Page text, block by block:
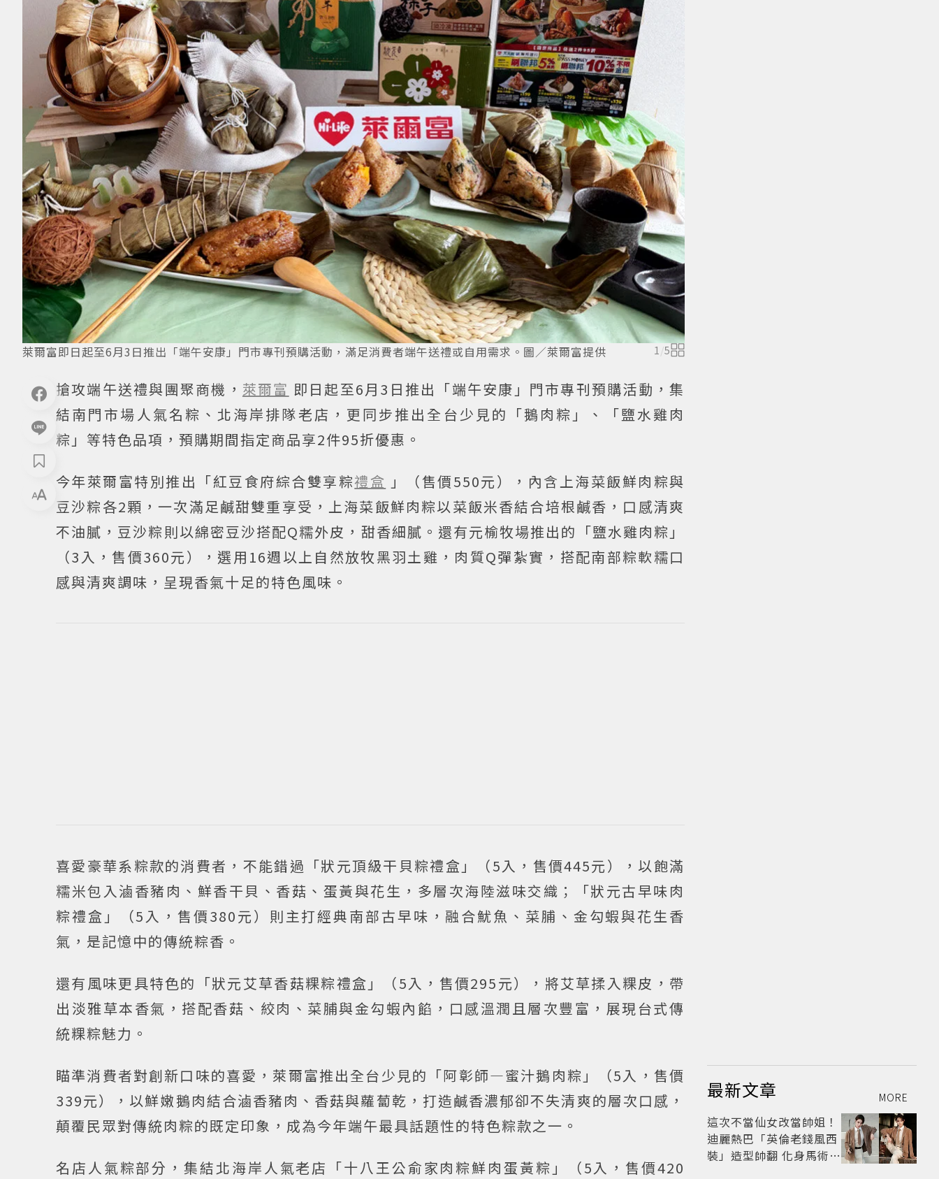
萊爾富即日起至6月3日推出「端午安康」門市專刊預購活動，滿足消費者端午送禮或自用需求。圖／萊爾富提供 1/5
搶攻端午送禮與團聚商機， 萊爾富 即日起至6月3日推出「端午安康」門市專刊預購活動，集
結南門市場人氣名粽、北海岸排隊老店，更同步推出全台少見的「鵝肉粽」、「鹽水雞肉
粽」等特色品項，預購期間指定商品享2件95折優惠。
今年萊爾富特別推出「紅豆食府綜合雙享粽禮盒 」（售價550元），內含上海菜飯鮮肉粽與
豆沙粽各2顆，一次滿足鹹甜雙重享受，上海菜飯鮮肉粽以菜飯米香結合培根鹹香，口感清爽
不油膩，豆沙粽則以綿密豆沙搭配Q糯外皮，甜香細膩。還有元榆牧場推出的「鹽水雞肉粽」
（3入，售價360元），選用16週以上自然放牧黑羽土雞，肉質Q彈紮實，搭配南部粽軟糯口
感與清爽調味，呈現香氣十足的特色風味。
喜愛豪華系粽款的消費者，不能錯過「狀元頂級干貝粽禮盒」（5入，售價445元），以飽滿
糯米包入滷香豬肉、鮮香干貝、香菇、蛋黃與花生，多層次海陸滋味交織；「狀元古早味肉
粽禮盒」（5入，售價380元）則主打經典南部古早味，融合魷魚、菜脯、金勾蝦與花生香
氣，是記憶中的傳統粽香。
還有風味更具特色的「狀元艾草香菇粿粽禮盒」（5入，售價295元），將艾草揉入粿皮，帶
出淡雅草本香氣，搭配香菇、絞肉、菜脯與金勾蝦內餡，口感溫潤且層次豐富，展現台式傳
統粿粽魅力。
瞄準消費者對創新口味的喜愛，萊爾富推出全台少見的「阿彰師—蜜汁鵝肉粽」（5入，售價
339元），以鮮嫩鵝肉結合滷香豬肉、香菇與蘿蔔乾，打造鹹香濃郁卻不失清爽的層次口感，
顛覆民眾對傳統肉粽的既定印象，成為今年端午最具話題性的特色粽款之一。
名店人氣粽部分，集結北海岸人氣老店「十八王公俞家肉粽鮮肉蛋黃粽」（5入，售價420
最新文章 MORE
這次不當仙女改當帥姐！
迪麗熱巴「英倫老錢風西
裝」造型帥翻 化身馬術師